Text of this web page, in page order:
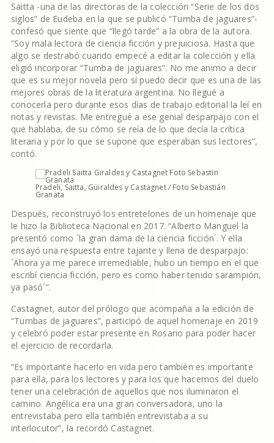
Saitta -una de las directoras de la colección “Serie de los dos
siglos” de Eudeba en la que se publicó “Tumba de jaguares”-
confesó que siente que “llegó tarde” a la obra de la autora.
“Soy mala lectora de ciencia ficción y prejuiciosa. Hasta que
algo se destrabó cuando empecé a editar la colección y ella
eligió incorporar “Tumba de jaguares”. No me animo a decir
que es su mejor novela pero sí puedo decir que es una de las
mejores obras de la literatura argentina. No llegué a
conocerla pero durante esos días de trabajo editorial la leí en
notas y revistas. Me entregué a ese genial desparpajo con el
que hablaba, de su cómo se reía de lo que decía la crítica
literaria y por lo que se supone que esperaban sus lectores”,
contó.
Pradeli, Saitta, Güiraldes y Castagnet / Foto Sebastián
Granata
Después, reconstruyó los entretelones de un homenaje que
le hizo la Biblioteca Nacional en 2017. “Alberto Manguel la
presentó como ´la gran dama de la ciencia ficción´. Y ella
ensayó una respuesta entre tajante y llena de desparpajo:
´Ahora ya me parece irremediable, hubo un tiempo en el que
escribí ciencia ficción, pero es como haber tenido sarampión,
ya pasó´”.
Castagnet, autor del prólogo que acompaña a la edición de
“Tumbas de jaguares”, participó de aquel homenaje en 2019
y celebró poder estar presente en Rosario para poder hacer
el ejercicio de recordarla.
“Es importante hacerlo en vida pero también es importante
para ella, para los lectores y para los que hacemos del duelo
tener una celebración de aquellos que nos iluminaron el
camino. Angélica era una gran conversadora, uno la
entrevistaba pero ella también entrevistaba a su
interlocutor”, la recordó Castagnet.